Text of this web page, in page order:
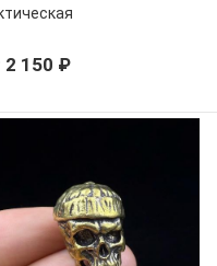
2 150 ₽